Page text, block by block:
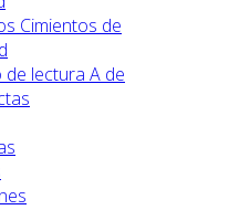
Cimientos de
de lectura A de